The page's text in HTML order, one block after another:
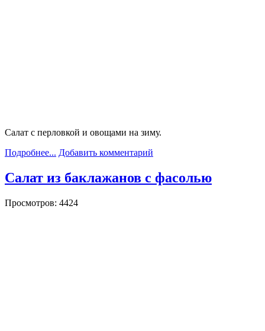
Салат с перловкой и овощами на зиму.
Подробнее... Добавить комментарий
Салат из баклажанов с фасолью
Просмотров: 4424